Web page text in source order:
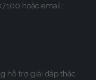
hoặc email:
hỗ trợ giải đáp thắc